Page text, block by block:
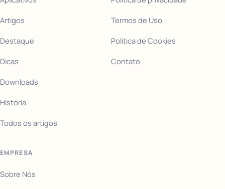
Artigos
Destaque
Dicas
Downloads
História
Todos os artigos
Termos de Uso
Política de Cookies
Contato
EMPRESA
Sobre Nós